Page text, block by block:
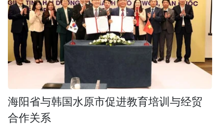
海阳省与韩国水原市促进教育培训与经贸
合作关系